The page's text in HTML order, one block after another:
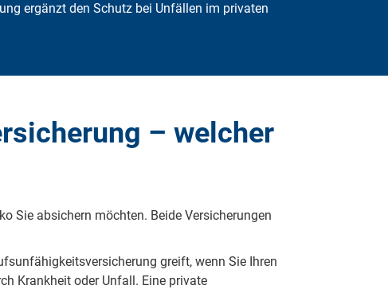
ergänzt den Schutz bei Unfällen im privaten
– welcher
Sie absichern möchten. Beide Versicherungen
greift, wenn Sie Ihren
Krankheit oder Unfall. Eine private